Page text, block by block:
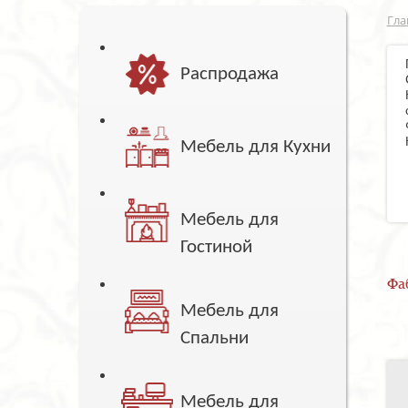
Распродажа
Мебель для Кухни
Мебель для
Гостиной
Мебель для
Спальни
Мебель для